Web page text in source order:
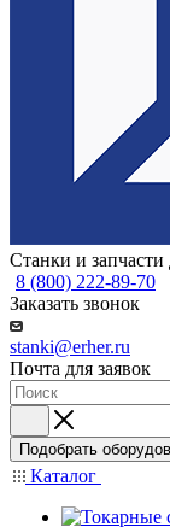
Станки и запчасти
8 (800) 222-89-70
Заказать звонок
stanki@erher.ru
Почта для заявок
Подобрать
Каталог